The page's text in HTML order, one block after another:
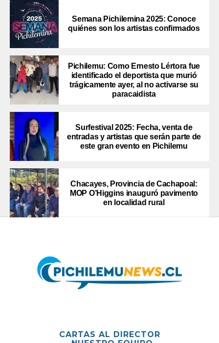
Semana Pichilemina 2025: Conoce
quiénes son los artistas confirmados
Pichilemu: Como Ernesto Lértora fue
identificado el deportista que murió
trágicamente ayer, al no activarse su
paracaidista
Surfestival 2025: Fecha, venta de
entradas y artistas que serán parte de
este gran evento en Pichilemu
Chacayes, Provincia de Cachapoal:
MOP O’Higgins inauguró pavimento
en localidad rural
CARTAS AL DIRECTOR